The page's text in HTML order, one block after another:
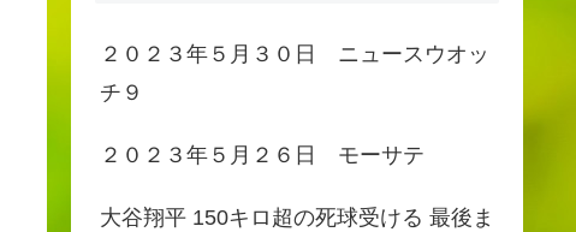
２０２３年５月３０日 ニュースウオッ
チ９
２０２３年５月２６日 モーサテ
大谷翔平 150キロ超の死球受ける 最後ま